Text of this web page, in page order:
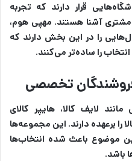
قرار دارند که تجربه
مشتری آشنا هستند. مهپی هوم،
را در این بخش دارند که
را ساده‌تر می‌کنند.
فروشندگان تخصصی
لایف کالا، هایپر کالای
را برعهده دارند. این مجموعه‌ها
موضوع باعث شده انتخاب‌ها
باشد.